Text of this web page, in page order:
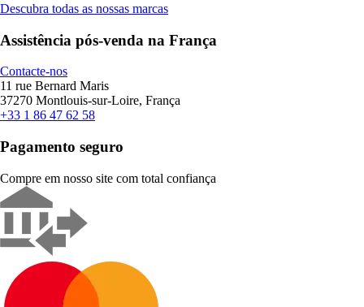
Descubra todas as nossas marcas
Assistência pós-venda na França
Contacte-nos
11 rue Bernard Maris
37270 Montlouis-sur-Loire, França
+33 1 86 47 62 58
Pagamento seguro
Compre em nosso site com total confiança